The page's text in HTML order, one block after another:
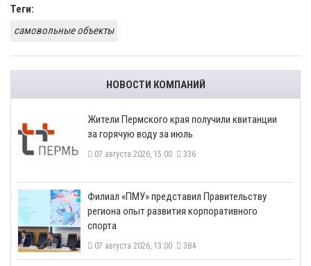
Теги:
самовольные объекты
НОВОСТИ КОМПАНИЙ
​Жители Пермского края получили квитанции
за горячую воду за июль
07 августа 2026, 15:00 336
​Филиал «ПМУ» представил Правительству
региона опыт развития корпоративного
спорта
07 августа 2026, 13:00 384